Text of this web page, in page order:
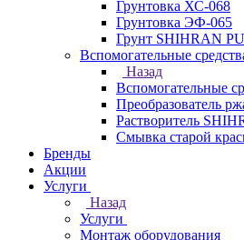
Грунтовка ХС-068
Грунтовка ЭФ-065
Грунт SHIHRAN
Вспомогательные
Назад
Вспомогательные
Преобразователь
Растворитель
Смывка старой
Бренды
Акции
Услуги
Назад
Услуги
Монтаж оборудования